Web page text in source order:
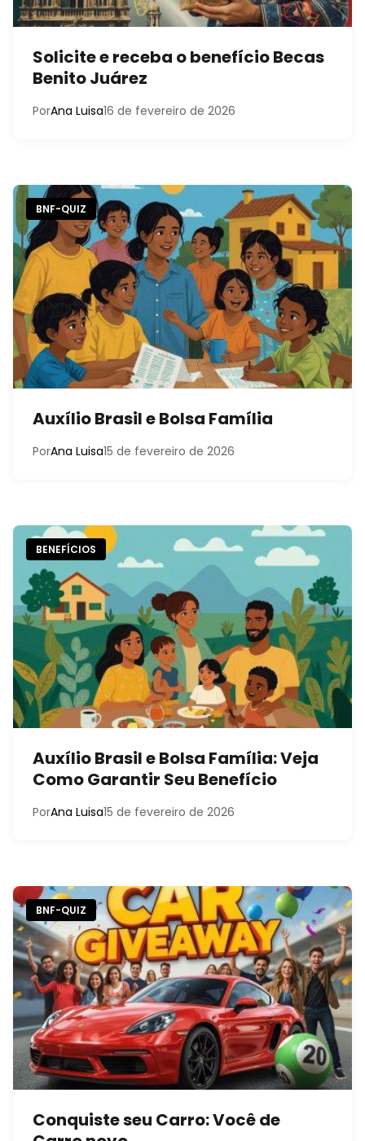
Solicite e receba o benefício Becas
Benito Juárez
PorAna Luisa16 de fevereiro de 2026
BNF-QUIZ
Auxílio Brasil e Bolsa Família
PorAna Luisa15 de fevereiro de 2026
BENEFÍCIOS
Auxílio Brasil e Bolsa Família: Veja
Como Garantir Seu Benefício
PorAna Luisa15 de fevereiro de 2026
BNF-QUIZ
Conquiste seu Carro: Você de